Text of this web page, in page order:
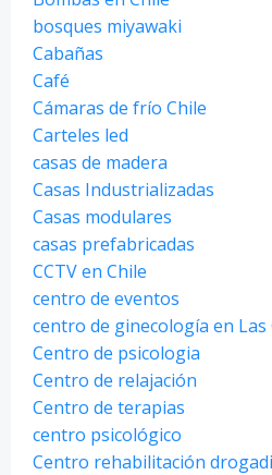
bosques miyawaki
Cabañas
Café
Cámaras de frío Chile
Carteles led
casas de madera
Casas Industrializadas
Casas modulares
casas prefabricadas
CCTV en Chile
centro de eventos
centro de ginecología en Las
Centro de psicologia
Centro de relajación
Centro de terapias
centro psicológico
Centro rehabilitación